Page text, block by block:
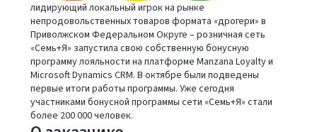
лидирующий локальный игрок на рынке
непродовольственных товаров формата «дрогери» в
Приволжском Федеральном Округе – розничная сеть
«Семь+Я» запустила свою собственную бонусную
программу лояльности на платформе Manzana Loyalty и
Microsoft Dynamics CRM. В октябре были подведены
первые итоги работы программы. Уже сегодня
участниками бонусной программы сети «Семь+Я» стали
более 200 000 человек.